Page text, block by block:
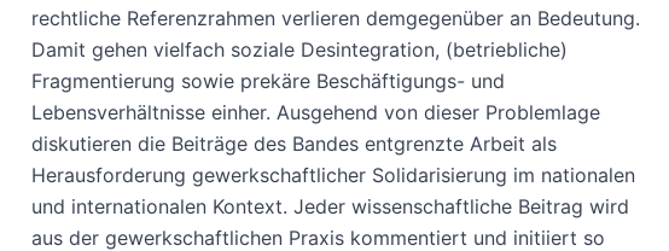
rechtliche Referenzrahmen verlieren demgegenüber an Bedeutung.
Damit gehen vielfach soziale Desintegration, (betriebliche)
Fragmentierung sowie prekäre Beschäftigungs- und
Lebensverhältnisse einher. Ausgehend von dieser Problemlage
diskutieren die Beiträge des Bandes entgrenzte Arbeit als
Herausforderung gewerkschaftlicher Solidarisierung im nationalen
und internationalen Kontext. Jeder wissenschaftliche Beitrag wird
aus der gewerkschaftlichen Praxis kommentiert und initiiert so